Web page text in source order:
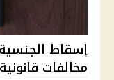
مخالفات